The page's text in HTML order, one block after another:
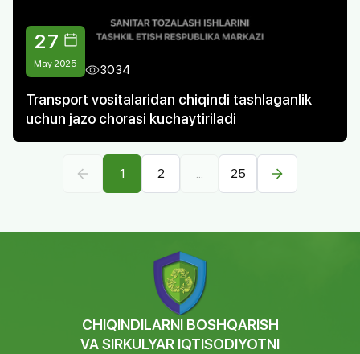
27
May 2025 3034
Transport vositalaridan chiqindi tashlaganlik
uchun jazo chorasi kuchaytiriladi
1 2 ... 25
CHIQINDILARNI BOSHQARISH
VA SIRKULYAR IQTISODIYOTNI